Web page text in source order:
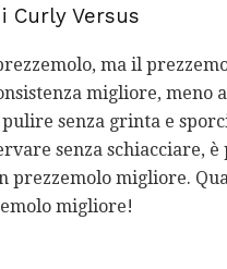
Curly Versus
ma il
migliore, meno
senza grinta e
senza schiacciare,
prezzemolo migliore.
migliore!